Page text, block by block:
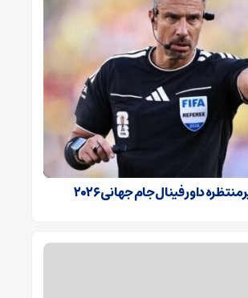
داور فینال جام جهانی ۲۰۲۶